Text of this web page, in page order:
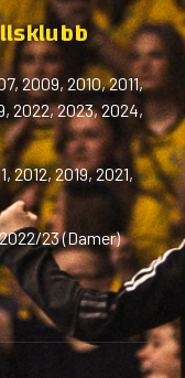
2009, 2010, 2011,
2022, 2023, 2024,
2012, 2019, 2021,
23 (Damer)